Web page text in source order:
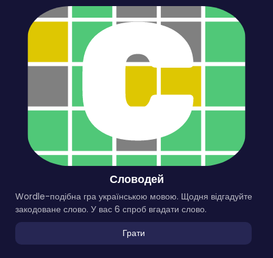
Словодей
Wordle-подібна гра українською мовою. Щодня відгадуйте
закодоване слово. У вас 6 спроб вгадати слово.
Грати